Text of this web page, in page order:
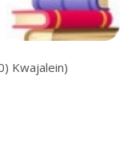
Kwajalein)